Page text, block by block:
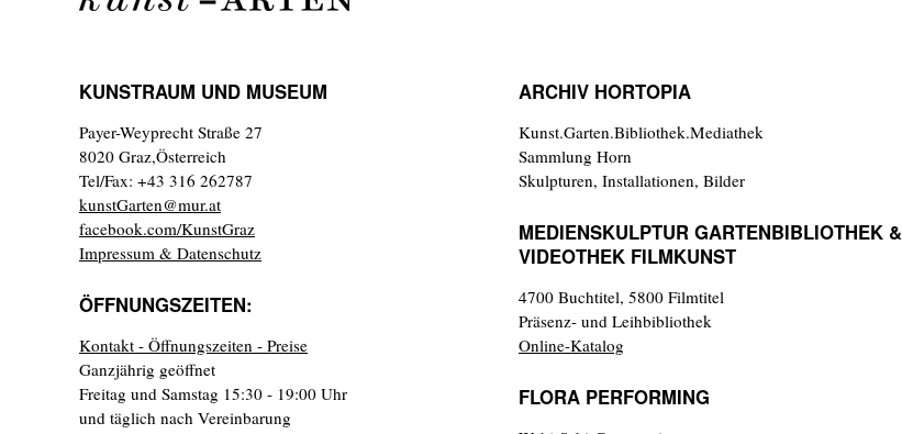
KUNSTRAUM UND MUSEUM
Payer-Weyprecht Straße 27
8020 Graz,Österreich
Tel/Fax: +43 316 262787
kunstGarten@mur.at
facebook.com/KunstGraz
Impressum & Datenschutz
ÖFFNUNGSZEITEN:
Kontakt - Öffnungszeiten - Preise
Ganzjährig geöffnet
Freitag und Samstag 15:30 - 19:00 Uhr
und täglich nach Vereinbarung
ARCHIV HORTOPIA
Kunst.Garten.Bibliothek.Mediathek
Sammlung Horn
Skulpturen, Installationen, Bilder
MEDIENSKULPTUR GARTENBIBLIOTHEK &
VIDEOTHEK FILMKUNST
4700 Buchtitel, 5800 Filmtitel
Präsenz- und Leihbibliothek
Online-Katalog
FLORA PERFORMING